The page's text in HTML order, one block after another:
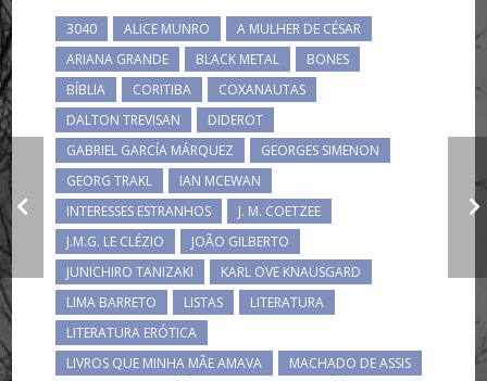
Minhas músicas
preferidas: 7. “Go
Hard (La.La.La)”, de
Kreayshawn
3040 ALICE MUNRO
A MULHER DE CÉSAR
ARIANA GRANDE
BLACK METAL
BONES
BÍBLIA
CORITIBA
COXANAUTAS
DALTON TREVISAN
DIDEROT
GABRIEL GARCÍA MÁRQUEZ
GEORGES SIMENON
GEORG TRAKL
IAN MCEWAN
INTERESSES ESTRANHOS
J. M. COETZEE
J.M.G. LE CLÉZIO
JOÃO GILBERTO
JUNICHIRO TANIZAKI
KARL OVE KNAUSGARD
LIMA BARRETO
LISTAS
LITERATURA
LITERATURA ERÓTICA
LIVROS QUE MINHA MÃE AMAVA
MACHADO DE ASSIS